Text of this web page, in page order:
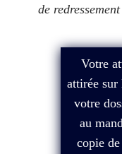
de
Votre
attirée sur
votre
au
copie